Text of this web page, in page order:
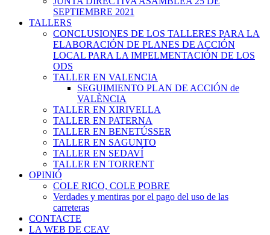
SEPTIEMBRE 2021
TALLERS
CONCLUSIONES DE LOS TALLERES PARA LA
ELABORACIÓN DE PLANES DE ACCIÓN
LOCAL PARA LA IMPELMENTACIÓN DE LOS
ODS
TALLER EN VALENCIA
SEGUIMIENTO PLAN DE ACCIÓN de
VALÈNCIA
TALLER EN XIRIVELLA
TALLER EN PATERNA
TALLER EN BENETÚSSER
TALLER EN SAGUNTO
TALLER EN SEDAVÍ
TALLER EN TORRENT
OPINIÓ
COLE RICO, COLE POBRE
Verdades y mentiras por el pago del uso de las
carreteras
CONTACTE
LA WEB DE CEAV